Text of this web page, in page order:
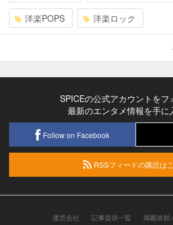
洋楽POPS 洋楽ロック
SPICEの公式アカウントをフ
最新のエンタメ情報を手に
Follow on Facebook
RSSフィードの購読は
運営会社 記事提供一覧 掲載依頼